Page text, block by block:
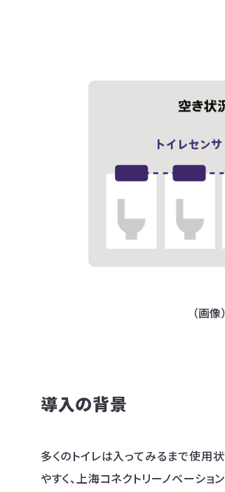
（画
導入の背景
多くのトイレは入ってみるまで使用
やすく、上海コネクトリーノベーシ